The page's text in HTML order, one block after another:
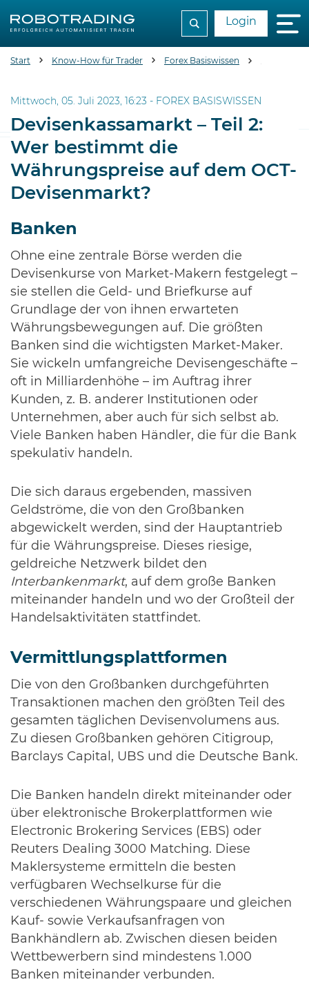
Login
Start Know-How für Trader Forex Basiswissen
Mittwoch, 05. Juli 2023, 16:23 - FOREX BASISWISSEN
Devisenkassamarkt – Teil 2:
Wer bestimmt die
Währungspreise auf dem OCT-
Devisenmarkt?
Banken
Ohne eine zentrale Börse werden die
Devisenkurse von Market-Makern festgelegt –
sie stellen die Geld- und Briefkurse auf
Grundlage der von ihnen erwarteten
Währungsbewegungen auf. Die größten
Banken sind die wichtigsten Market-Maker.
Sie wickeln umfangreiche Devisengeschäfte –
oft in Milliardenhöhe – im Auftrag ihrer
Kunden, z. B. anderer Institutionen oder
Unternehmen, aber auch für sich selbst ab.
Viele Banken haben Händler, die für die Bank
spekulativ handeln.
Die sich daraus ergebenden, massiven
Geldströme, die von den Großbanken
abgewickelt werden, sind der Hauptantrieb
für die Währungspreise. Dieses riesige,
geldreiche Netzwerk bildet den
Interbankenmarkt, auf dem große Banken
miteinander handeln und wo der Großteil der
Handelsaktivitäten stattfindet.
Vermittlungsplattformen
Die von den Großbanken durchgeführten
Transaktionen machen den größten Teil des
gesamten täglichen Devisenvolumens aus.
Zu diesen Großbanken gehören Citigroup,
Barclays Capital, UBS und die Deutsche Bank.
Die Banken handeln direkt miteinander oder
über elektronische Brokerplattformen wie
Electronic Brokering Services (EBS) oder
Reuters Dealing 3000 Matching. Diese
Maklersysteme ermitteln die besten
verfügbaren Wechselkurse für die
verschiedenen Währungspaare und gleichen
Kauf- sowie Verkaufsanfragen von
Bankhändlern ab. Zwischen diesen beiden
Wettbewerbern sind mindestens 1.000
Banken miteinander verbunden.